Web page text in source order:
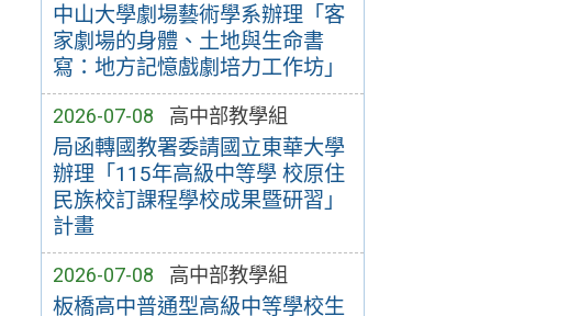
中山大學劇場藝術學系辦理「客
家劇場的身體、土地與生命書
寫：地方記憶戲劇培力工作坊」
2026-07-08 高中部教學組
局函轉國教署委請國立東華大學
辦理「115年高級中等學 校原住
民族校訂課程學校成果暨研習」
計畫
2026-07-08 高中部教學組
板橋高中普通型高級中等學校生